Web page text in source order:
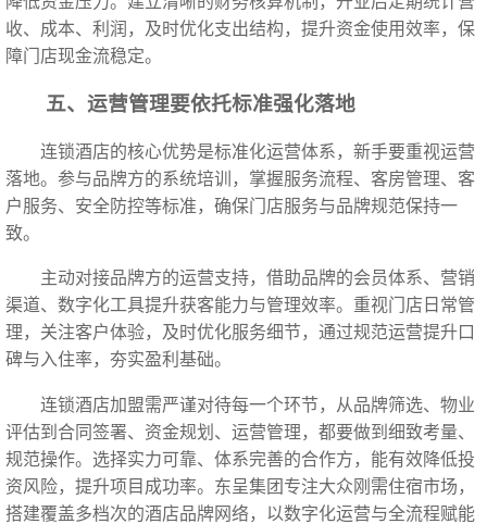
收、成本、利润，及时优化支出结构，提升资金使用效率，保
障门店现金流稳定。
五、运营管理要依托标准强化落地
连锁酒店的核心优势是标准化运营体系，新手要重视运营
落地。参与品牌方的系统培训，掌握服务流程、客房管理、客
户服务、安全防控等标准，确保门店服务与品牌规范保持一
致。
主动对接品牌方的运营支持，借助品牌的会员体系、营销
渠道、数字化工具提升获客能力与管理效率。重视门店日常管
理，关注客户体验，及时优化服务细节，通过规范运营提升口
碑与入住率，夯实盈利基础。
连锁酒店加盟需严谨对待每一个环节，从品牌筛选、物业
评估到合同签署、资金规划、运营管理，都要做到细致考量、
规范操作。选择实力可靠、体系完善的合作方，能有效降低投
资风险，提升项目成功率。东呈集团专注大众刚需住宿市场，
搭建覆盖多档次的酒店品牌网络，以数字化运营与全流程赋能